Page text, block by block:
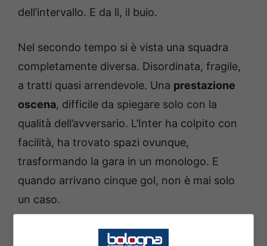
dell’intervallo. E da lì, il buio.
Nel secondo tempo si è vista una squadra
completamente diversa. Disordinata, fragile,
a tratti quasi arrendevole. Una prestazione
oscena, difficile da spiegare solo con la
qualità dell’avversario. L’Inter ha colpito con
facilità, ha trovato spazi ovunque,
trasformando la gara in un monologo. E
quando arrivano cinque gol, non è mai solo
un caso.
I numeri raccontano una verità scomoda: